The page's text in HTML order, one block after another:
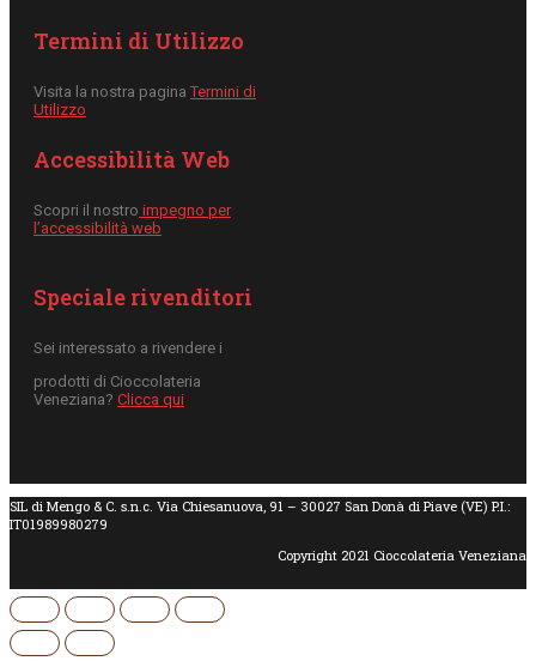
Termini di Utilizzo
Visita la nostra paginaTermini di
Utilizzo
Accessibilità Web
Scopri il nostro impegno per
l’accessibilità web
Speciale rivenditori
Sei interessato a rivendere i
prodotti di Cioccolateria
Veneziana? Clicca qui
SIL di Mengo & C. s.n.c. Via Chiesanuova, 91 – 30027 San Donà di Piave (VE) P.I.:
IT01989980279
Copyright 2021 Cioccolateria Veneziana